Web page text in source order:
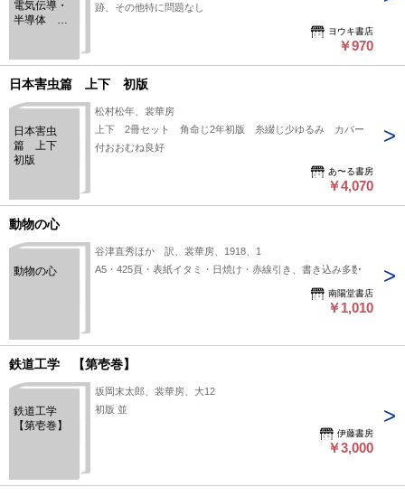
電気伝導・
半導体
跡、その他特に問題なし
ヨウキ書店
￥970
日本害虫篇 上下 初版
日本害虫
篇 上下
初版
松村松年、裳華房
上下 2冊セット 角命じ2年初版 糸綴じ少ゆるみ カバー
付おおむね良好
あ〜る書房
￥4,070
動物の心
動物の心
谷津直秀ほか 訳、裳華房、1918、1
A5・425頁・表紙イタミ・日焼け・赤線引き、書き込み多数
南陽堂書店
￥1,010
鉄道工学 【第壱巻】
鉄道工学
【第壱巻】
坂岡末太郎、裳華房、大12
初版 並
伊藤書房
￥3,000